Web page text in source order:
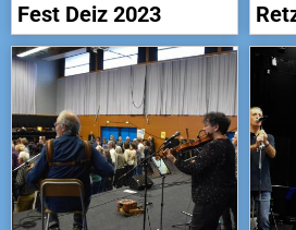
Fest Deiz 2023